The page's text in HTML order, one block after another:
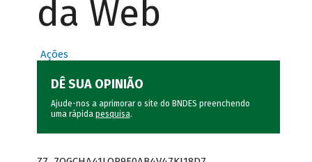
da Web
Ações
DÊ SUA OPINIÃO
Ajude-nos a aprimorar o site do BNDES preenchendo
uma rápida pesquisa.